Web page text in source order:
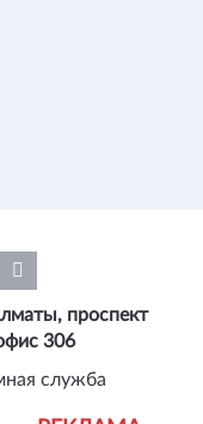
проспект
306
служба